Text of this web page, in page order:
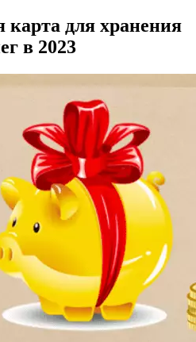
для хранения
в 2023